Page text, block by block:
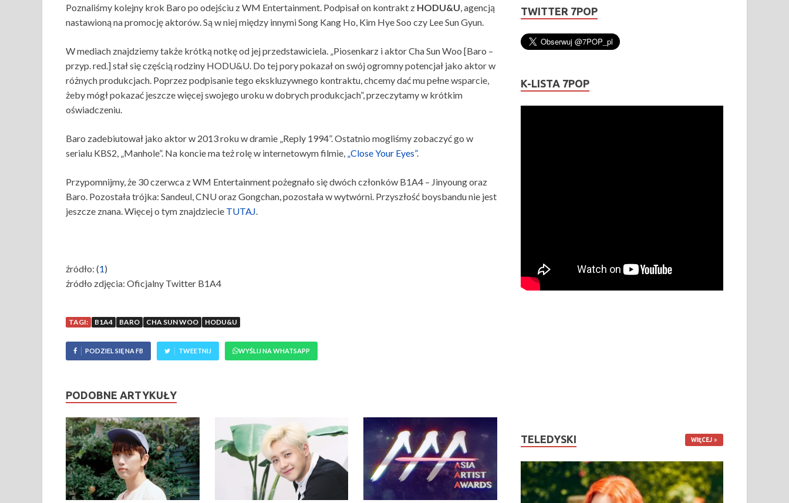
Poznaliśmy kolejny krok Baro po odejściu z WM Entertainment. Podpisał on kontrakt z HODU&U, agencją
nastawioną na promocję aktorów. Są w niej między innymi Song Kang Ho, Kim Hye Soo czy Lee Sun Gyun.
W mediach znajdziemy także krótką notkę od jej przedstawiciela. „Piosenkarz i aktor Cha Sun Woo [Baro –
przyp. red.] stał się częścią rodziny HODU&U. Do tej pory pokazał on swój ogromny potencjał jako aktor w
różnych produkcjach. Poprzez podpisanie tego ekskluzywnego kontraktu, chcemy dać mu pełne wsparcie,
żeby mógł pokazać jeszcze więcej swojego uroku w dobrych produkcjach”, przeczytamy w krótkim
oświadczeniu.
Baro zadebiutował jako aktor w 2013 roku w dramie „Reply 1994”. Ostatnio mogliśmy zobaczyć go w
serialu KBS2, „Manhole”. Na koncie ma też rolę w internetowym filmie, „Close Your Eyes”.
Przypomnijmy, że 30 czerwca z WM Entertainment pożegnało się dwóch członków B1A4 – Jinyoung oraz
Baro. Pozostała trójka: Sandeul, CNU oraz Gongchan, pozostała w wytwórni. Przyszłość boysbandu nie jest
jeszcze znana. Więcej o tym znajdziecie TUTAJ.
źródło: (1)
źródło zdjęcia: Oficjalny Twitter B1A4
TAGI: B1A4 BARO CHA SUN WOO HODU&U
PODZIEL SIĘ NA FB TWEETNIJ WYŚLIJ NA WHATSAPP
PODOBNE ARTYKUŁY
TWITTER 7POP
K-LISTA 7POP
TELEDYSKI WIĘCEJ